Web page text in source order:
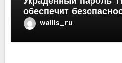
обеспечит
wallls_ru